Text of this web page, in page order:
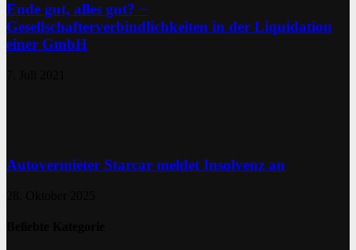
Ende gut, alles gut? −
Gesellschafterverbindlichkeiten in der Liquidation
einer GmbH
Autovermieter Starcar meldet Insolvenz an